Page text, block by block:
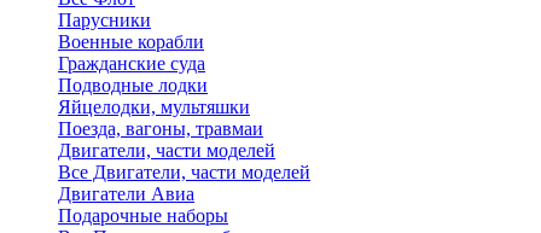
Парусники
Военные корабли
Гражданские суда
Подводные лодки
Яйцелодки, мультяшки
Поезда, вагоны, травмаи
Двигатели, части моделей
Все Двигатели, части моделей
Двигатели Авиа
Подарочные наборы